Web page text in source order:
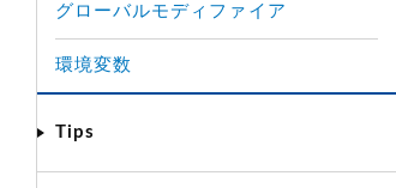
グローバルモディファイア
環境変数
Tips